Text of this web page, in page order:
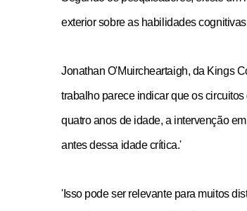
exterior sobre as habilidades
Jonathan O'Muircheartaigh, da Kings
trabalho parece indicar que os
quatro anos de idade, a intervenção
antes dessa idade crítica.'
'Isso pode ser relevante para muitos